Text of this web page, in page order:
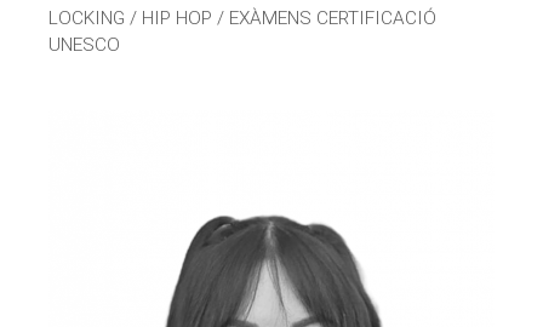
LOCKING / HIP HOP / EXÀMENS CERTIFICACIÓ
UNESCO